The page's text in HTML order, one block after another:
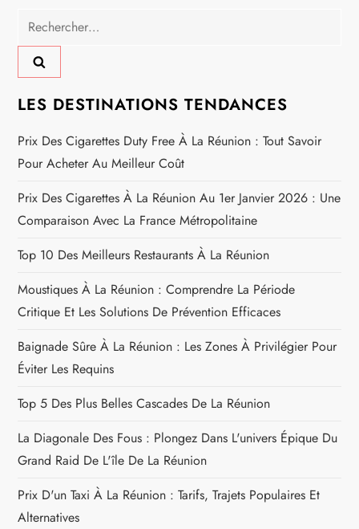
g
a
t
i
o
n
d
e
l
’
a
r
t
i
Rechercher :
LES DESTINATIONS TENDANCES
Prix Des Cigarettes Duty Free À La Réunion : Tout Savoir
Pour Acheter Au Meilleur Coût
Prix Des Cigarettes À La Réunion Au 1er Janvier 2026 : Une
Comparaison Avec La France Métropolitaine
Top 10 Des Meilleurs Restaurants À La Réunion
Moustiques À La Réunion : Comprendre La Période
Critique Et Les Solutions De Prévention Efficaces
Baignade Sûre À La Réunion : Les Zones À Privilégier Pour
Éviter Les Requins
Top 5 Des Plus Belles Cascades De La Réunion
La Diagonale Des Fous : Plongez Dans L'univers Épique Du
Grand Raid De L'île De La Réunion
Prix D'un Taxi À La Réunion : Tarifs, Trajets Populaires Et
Alternatives